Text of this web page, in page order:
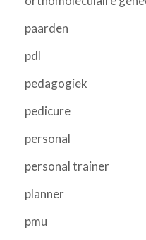
paarden
pdl
pedagogiek
pedicure
personal
personal trainer
planner
pmu